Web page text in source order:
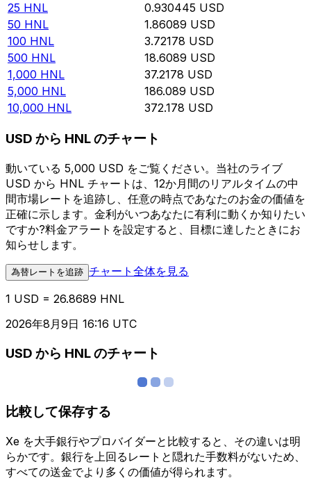
25 HNL 0.930445 USD
50 HNL 1.86089 USD
100 HNL 3.72178 USD
500 HNL 18.6089 USD
1,000 HNL 37.2178 USD
5,000 HNL 186.089 USD
10,000 HNL 372.178 USD
USD から HNL のチャート
動いている 5,000 USD をご覧ください。当社のライブ
USD から HNL チャートは、12か月間のリアルタイムの中
間市場レートを追跡し、任意の時点であなたのお金の価値を
正確に示します。金利がいつあなたに有利に動くか知りたい
ですか?料金アラートを設定すると、目標に達したときにお
知らせします。
為替レートを追跡 チャート全体を見る
1 USD = 26.8689 HNL
2026年8月9日 16:16 UTC
USD から HNL のチャート
比較して保存する
Xe を大手銀行やプロバイダーと比較すると、その違いは明
らかです。銀行を上回るレートと隠れた手数料がないため、
すべての送金でより多くの価値が得られます。